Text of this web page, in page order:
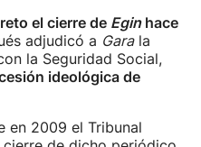
el cierre de Eginhace
adjudicó a Garala
la Seguridad Social,
ideológica de
en 2009 el Tribunal